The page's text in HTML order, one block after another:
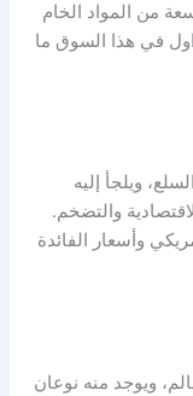
من المواد الخام
في هذا السوق ما
ويلجأ إليه
والتضخم.
وأسعار الفائدة
ويوجد منه نوعان